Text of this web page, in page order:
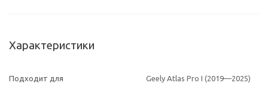
Характеристики
Подходит для
Geely Atlas Pro I (2019—2025)